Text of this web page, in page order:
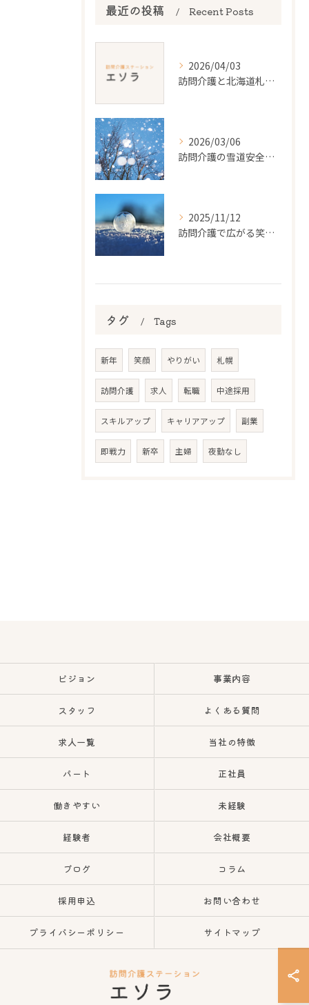
最近の投稿 Recent Posts
2026/04/03
訪問介護と北海道札幌市で利用条件や料金を把握し賢く継続する方法
2026/03/06
訪問介護の雪道安全対策と道路状況
2025/11/12
訪問介護で広がる笑顔と成長の毎日
タグ Tags
新年 笑顔 やりがい 札幌
訪問介護 求人 転職 中途採用
スキルアップ キャリアアップ 副業
即戦力 新卒 主婦 夜勤なし
ビジョン 事業内容
スタッフ よくある質問
求人一覧 当社の特徴
パート 正社員
働きやすい 未経験
経験者 会社概要
ブログ コラム
採用申込 お問い合わせ
プライバシーポリシー サイトマップ